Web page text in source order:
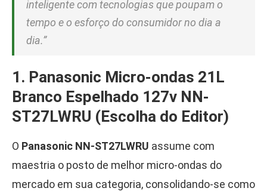
inteligente com tecnologias que poupam o
tempo e o esforço do consumidor no dia a
dia.”
1. Panasonic Micro-ondas 21L
Branco Espelhado 127v NN-
ST27LWRU (Escolha do Editor)
O Panasonic NN-ST27LWRU assume com
maestria o posto de melhor micro-ondas do
mercado em sua categoria, consolidando-se como